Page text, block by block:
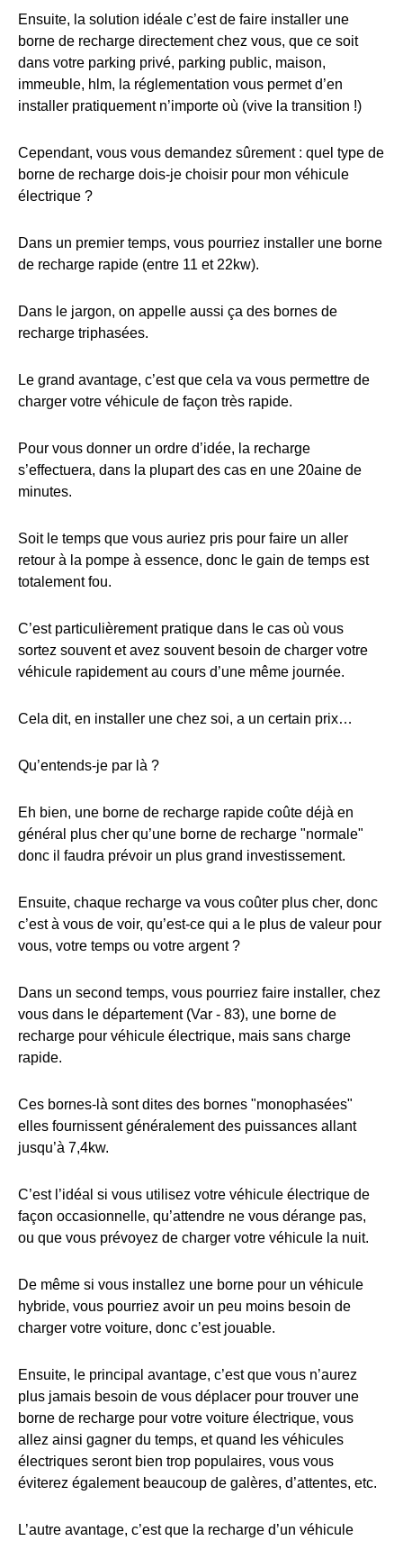
Ensuite, la solution idéale c’est de faire installer une
borne de recharge directement chez vous, que ce soit
dans votre parking privé, parking public, maison,
immeuble, hlm, la réglementation vous permet d’en
installer pratiquement n’importe où (vive la transition !)
Cependant, vous vous demandez sûrement : quel type de
borne de recharge dois-je choisir pour mon véhicule
électrique ?
Dans un premier temps, vous pourriez installer une borne
de recharge rapide (entre 11 et 22kw).
Dans le jargon, on appelle aussi ça des bornes de
recharge triphasées.
Le grand avantage, c’est que cela va vous permettre de
charger votre véhicule de façon très rapide.
Pour vous donner un ordre d’idée, la recharge
s’effectuera, dans la plupart des cas en une 20aine de
minutes.
Soit le temps que vous auriez pris pour faire un aller
retour à la pompe à essence, donc le gain de temps est
totalement fou.
C’est particulièrement pratique dans le cas où vous
sortez souvent et avez souvent besoin de charger votre
véhicule rapidement au cours d’une même journée.
Cela dit, en installer une chez soi, a un certain prix…
Qu’entends-je par là ?
Eh bien, une borne de recharge rapide coûte déjà en
général plus cher qu’une borne de recharge "normale"
donc il faudra prévoir un plus grand investissement.
Ensuite, chaque recharge va vous coûter plus cher, donc
c’est à vous de voir, qu’est-ce qui a le plus de valeur pour
vous, votre temps ou votre argent ?
Dans un second temps, vous pourriez faire installer, chez
vous dans le département (Var - 83), une borne de
recharge pour véhicule électrique, mais sans charge
rapide.
Ces bornes-là sont dites des bornes "monophasées"
elles fournissent généralement des puissances allant
jusqu’à 7,4kw.
C’est l’idéal si vous utilisez votre véhicule électrique de
façon occasionnelle, qu’attendre ne vous dérange pas,
ou que vous prévoyez de charger votre véhicule la nuit.
De même si vous installez une borne pour un véhicule
hybride, vous pourriez avoir un peu moins besoin de
charger votre voiture, donc c’est jouable.
Ensuite, le principal avantage, c’est que vous n’aurez
plus jamais besoin de vous déplacer pour trouver une
borne de recharge pour votre voiture électrique, vous
allez ainsi gagner du temps, et quand les véhicules
électriques seront bien trop populaires, vous vous
éviterez également beaucoup de galères, d’attentes, etc.
L’autre avantage, c’est que la recharge d’un véhicule